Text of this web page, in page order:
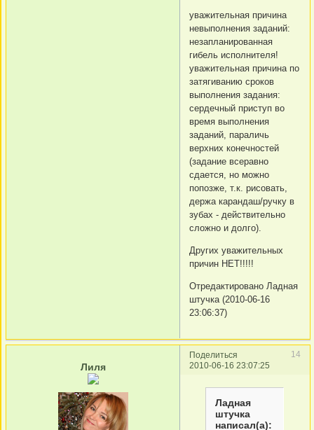
уважительная причина
невыполнения заданий:
незапланированная
гибель исполнителя!
уважительная причина по
затягиванию сроков
выполнения задания:
сердечный приступ во
время выполнения
заданий, параличь
верхних конечностей
(задание всеравно
сдается, но можно
попозже, т.к. рисовать,
держа карандаш/ручку в
зубах - действительно
сложно и долго).
Других уважительных
причин НЕТ!!!!!
Отредактировано Ладная
штучка (2010-06-16
23:06:37)
Поделиться
14
2010-06-16 23:07:25
Лиля
Ладная
штучка
написал(а):